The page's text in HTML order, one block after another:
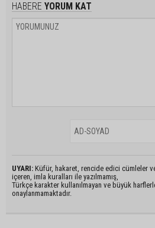
HABERE YORUM KAT
UYARI: Küfür, hakaret, rencide edici cümleler
içeren, imla kuralları ile yazılmamış,
Türkçe karakter kullanılmayan ve büyük
onaylanmamaktadır.